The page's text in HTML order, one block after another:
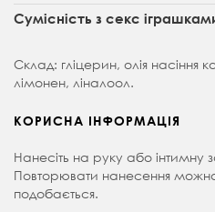
Сумісність з секс
Склад: гліцерин, олія насіння
лімонен, ліналоол.
КОРИСНА ІНФОРМАЦІЯ
Нанесіть на руку або інтимну
Повторювати нанесення
подобається.